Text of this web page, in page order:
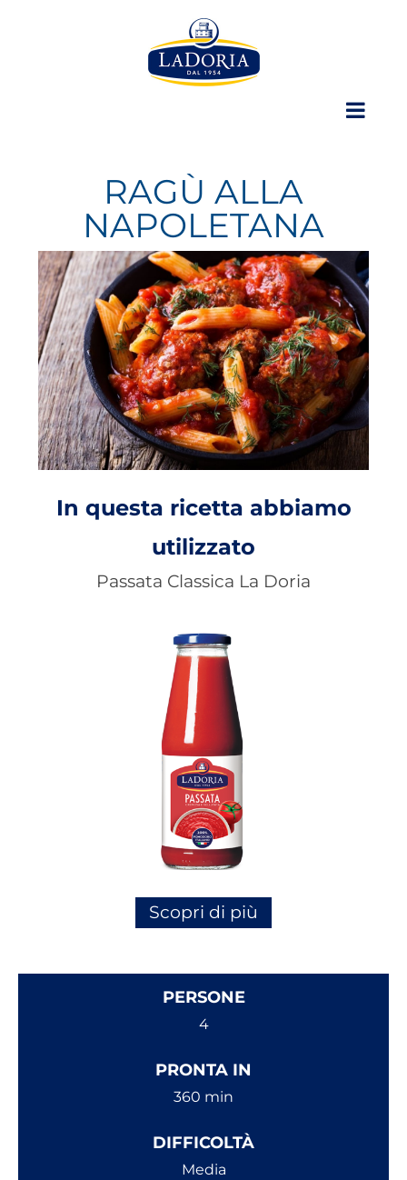
RAGÙ ALLA
NAPOLETANA
In questa ricetta abbiamo
utilizzato
Passata Classica La Doria
Scopri di più
PERSONE
4
PRONTA IN
360 min
DIFFICOLTÀ
Media